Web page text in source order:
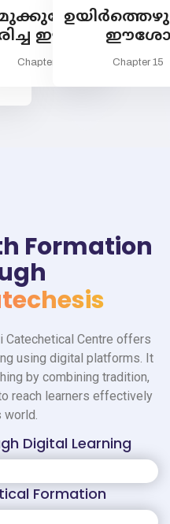
ഈശോ
Chapter 14
ഈശോ
Chapter 15
Formation
Catechetical Centre offers
using digital platforms. It
by combining tradition,
reach learners effectively
world.
Digital Learning
Formation